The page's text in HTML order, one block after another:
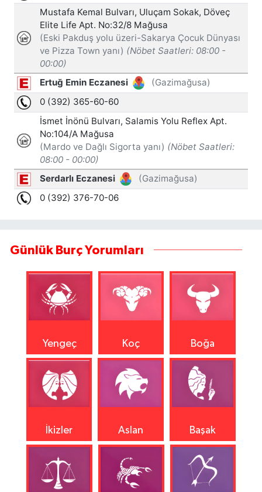
Günlük Burç Yorumları
Yengeç Koç Boğa
İkizler Aslan Başak